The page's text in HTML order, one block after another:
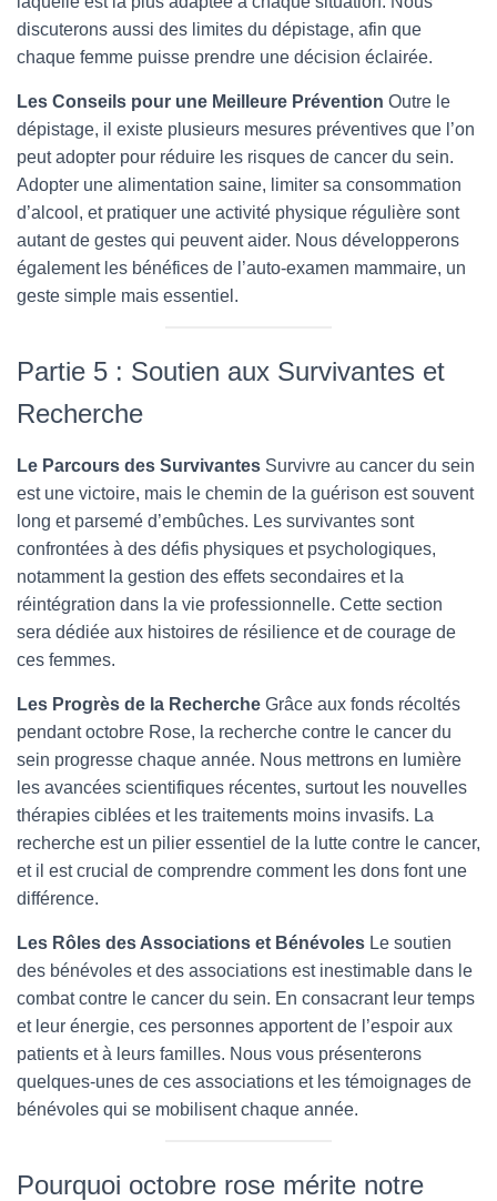
discuterons aussi des limites du dépistage, afin que
chaque femme puisse prendre une décision éclairée.
Les Conseils pour une Meilleure Prévention Outre le
dépistage, il existe plusieurs mesures préventives que l’on
peut adopter pour réduire les risques de cancer du sein.
Adopter une alimentation saine, limiter sa consommation
d’alcool, et pratiquer une activité physique régulière sont
autant de gestes qui peuvent aider. Nous développerons
également les bénéfices de l’auto-examen mammaire, un
geste simple mais essentiel.
Partie 5 : Soutien aux Survivantes et
Recherche
Le Parcours des Survivantes Survivre au cancer du sein
est une victoire, mais le chemin de la guérison est souvent
long et parsemé d’embûches. Les survivantes sont
confrontées à des défis physiques et psychologiques,
notamment la gestion des effets secondaires et la
réintégration dans la vie professionnelle. Cette section
sera dédiée aux histoires de résilience et de courage de
ces femmes.
Les Progrès de la Recherche Grâce aux fonds récoltés
pendant octobre Rose, la recherche contre le cancer du
sein progresse chaque année. Nous mettrons en lumière
les avancées scientifiques récentes, surtout les nouvelles
thérapies ciblées et les traitements moins invasifs. La
recherche est un pilier essentiel de la lutte contre le cancer,
et il est crucial de comprendre comment les dons font une
différence.
Les Rôles des Associations et Bénévoles Le soutien
des bénévoles et des associations est inestimable dans le
combat contre le cancer du sein. En consacrant leur temps
et leur énergie, ces personnes apportent de l’espoir aux
patients et à leurs familles. Nous vous présenterons
quelques-unes de ces associations et les témoignages de
bénévoles qui se mobilisent chaque année.
Pourquoi octobre rose mérite notre